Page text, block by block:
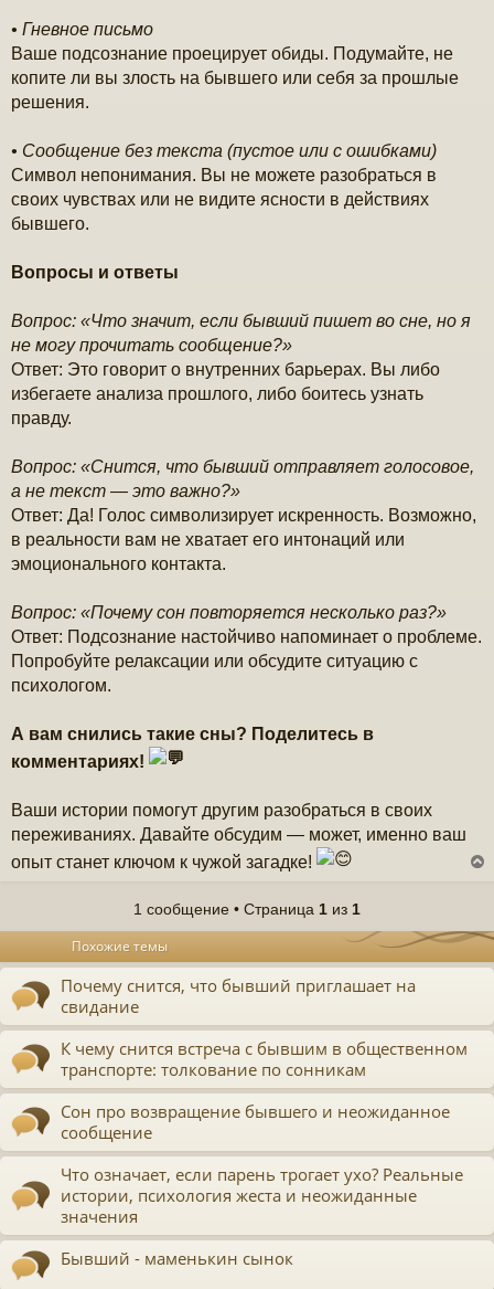
• Гневное письмо
Ваше подсознание проецирует обиды. Подумайте, не
копите ли вы злость на бывшего или себя за прошлые
решения.
• Сообщение без текста (пустое или с ошибками)
Символ непонимания. Вы не можете разобраться в
своих чувствах или не видите ясности в действиях
бывшего.
Вопросы и ответы
Вопрос: «Что значит, если бывший пишет во сне, но я
не могу прочитать сообщение?»
Ответ: Это говорит о внутренних барьерах. Вы либо
избегаете анализа прошлого, либо боитесь узнать
правду.
Вопрос: «Снится, что бывший отправляет голосовое,
а не текст — это важно?»
Ответ: Да! Голос символизирует искренность. Возможно,
в реальности вам не хватает его интонаций или
эмоционального контакта.
Вопрос: «Почему сон повторяется несколько раз?»
Ответ: Подсознание настойчиво напоминает о проблеме.
Попробуйте релаксации или обсудите ситуацию с
психологом.
А вам снились такие сны? Поделитесь в
комментариях!
Ваши истории помогут другим разобраться в своих
переживаниях. Давайте обсудим — может, именно ваш
опыт станет ключом к чужой загадке!
у
ь
к
н
а
1 сообщение • Страница 1 из 1
Похожие темы
Почему снится, что бывший приглашает на
свидание
К чему снится встреча с бывшим в общественном
транспорте: толкование по сонникам
Сон про возвращение бывшего и неожиданное
сообщение
Что означает, если парень трогает ухо? Реальные
истории, психология жеста и неожиданные
значения
Бывший - маменькин сынок